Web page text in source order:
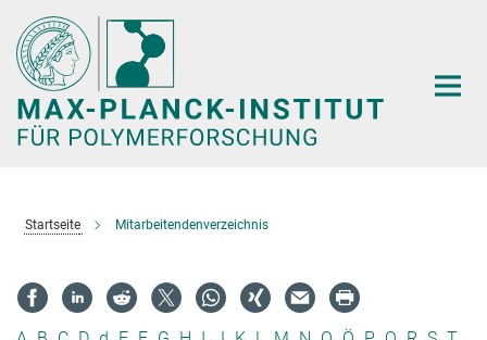
Hauptinhalt
Startseite Mitarbeitendenverzeichnis